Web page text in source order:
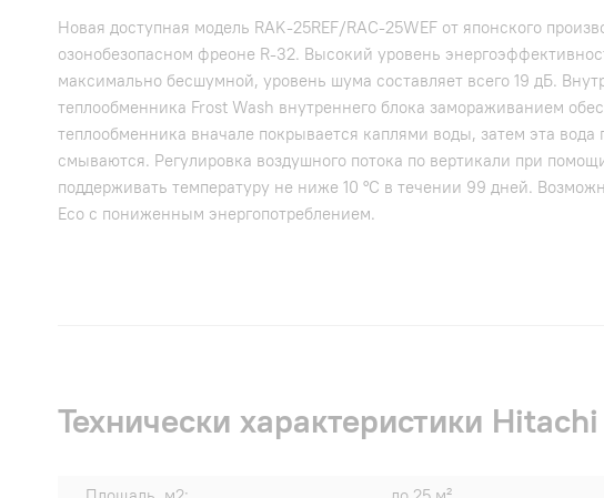
Новая доступная модель RAK-25REF/RAC-25WEF от японского
озонобезопасном фреоне R-32. Высокий уровень
максимально бесшумной, уровень шума составляет всего 19 дБ.
теплообменника Frost Wash внутреннего блока замораживанием
теплообменника вначале покрывается каплями воды, затем эта
смываются. Регулировка воздушного потока по вертикали при
поддерживать температуру не ниже 10 °C в течении 99 дней.
Eco с пониженным энергопотреблением.
Технически характеристики